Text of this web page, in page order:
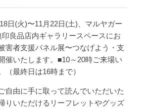
日(火)〜11月22日(土)、マルヤガー
印良品店内ギャラリースペースにお
害者支援パネル展〜つなげよう・支
催いたします。 ■10～20時ご来場い
（最終日は16時まで）
自由に手に取って読んでいただいた
りいただけるリーフレットやグッズ